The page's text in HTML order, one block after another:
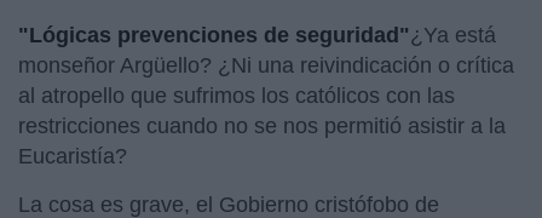
"Lógicas prevenciones de seguridad"¿Ya está
monseñor Argüello? ¿Ni una reivindicación o crítica
al atropello que sufrimos los católicos con las
restricciones cuando no se nos permitió asistir a la
Eucaristía?
La cosa es grave, el Gobierno cristófobo de